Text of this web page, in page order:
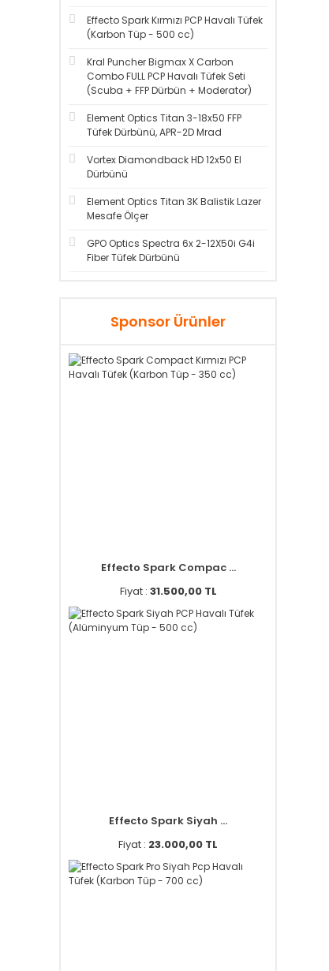
Effecto Spark Kırmızı PCP Havalı Tüfek
(Karbon Tüp - 500 cc)
Kral Puncher Bigmax X Carbon
Combo FULL PCP Havalı Tüfek Seti
(Scuba + FFP Dürbün + Moderator)
Element Optics Titan 3-18x50 FFP
Tüfek Dürbünü, APR-2D Mrad
Vortex Diamondback HD 12x50 El
Dürbünü
Element Optics Titan 3K Balistik Lazer
Mesafe Ölçer
GPO Optics Spectra 6x 2-12X50i G4i
Fiber Tüfek Dürbünü
Sponsor Ürünler
Effecto Spark Compac ...
Fiyat : 31.500,00 TL
Effecto Spark Siyah ...
Fiyat : 23.000,00 TL